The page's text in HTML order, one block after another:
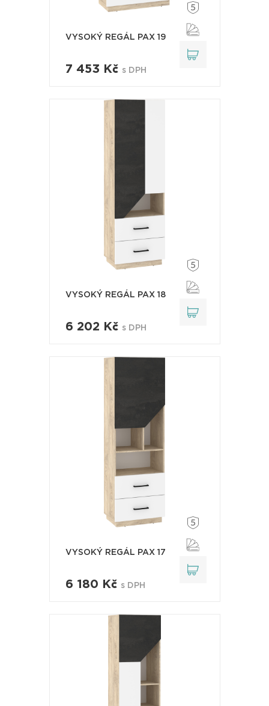
VYSOKÝ REGÁL PAX 19
7 453 Kč s DPH
VYSOKÝ REGÁL PAX 18
6 202 Kč s DPH
VYSOKÝ REGÁL PAX 17
6 180 Kč s DPH